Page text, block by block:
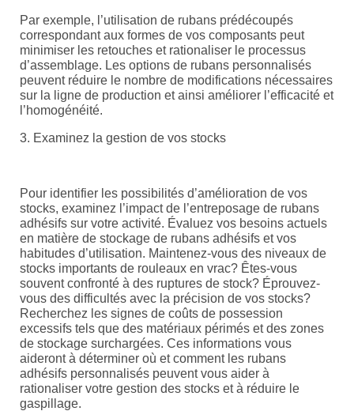
Par exemple, l’utilisation de rubans prédécoupés
correspondant aux formes de vos composants peut
minimiser les retouches et rationaliser le processus
d’assemblage. Les options de rubans personnalisés
peuvent réduire le nombre de modifications nécessaires
sur la ligne de production et ainsi améliorer l’efficacité et
l’homogénéité.
3. Examinez la gestion de vos stocks
Pour identifier les possibilités d’amélioration de vos
stocks, examinez l’impact de l’entreposage de rubans
adhésifs sur votre activité. Évaluez vos besoins actuels
en matière de stockage de rubans adhésifs et vos
habitudes d’utilisation. Maintenez-vous des niveaux de
stocks importants de rouleaux en vrac? Êtes-vous
souvent confronté à des ruptures de stock? Éprouvez-
vous des difficultés avec la précision de vos stocks?
Recherchez les signes de coûts de possession
excessifs tels que des matériaux périmés et des zones
de stockage surchargées. Ces informations vous
aideront à déterminer où et comment les rubans
adhésifs personnalisés peuvent vous aider à
rationaliser votre gestion des stocks et à réduire le
gaspillage.